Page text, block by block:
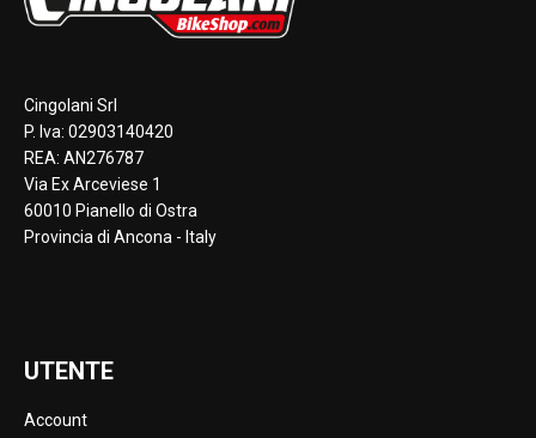
Cingolani Srl
P. Iva: 02903140420
REA: AN276787
Via Ex Arceviese 1
60010 Pianello di Ostra
Provincia di Ancona - Italy
UTENTE
Account